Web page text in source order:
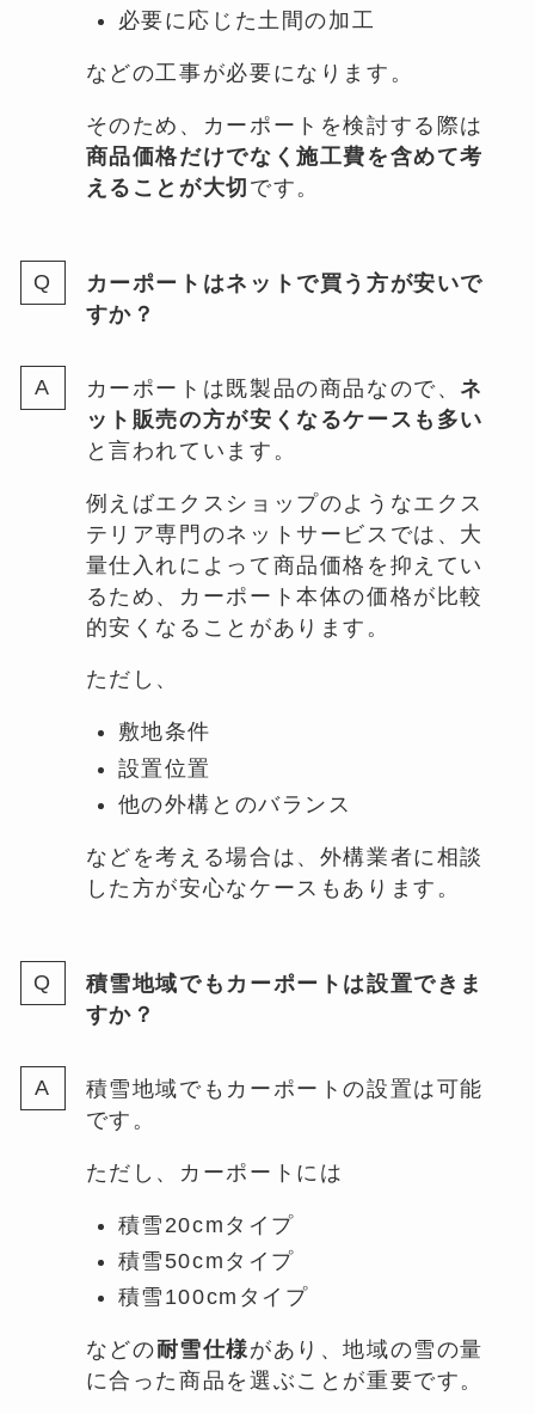
必要に応じた土間の加工
などの工事が必要になります。
そのため、カーポートを検討する際は
商品価格だけでなく施工費を含めて考
えることが大切 です。
カーポートはネットで買う方が安いで
すか？
カーポートは既製品の商品なので、 ネ
ット販売の方が安くなるケースも多い
と言われています。
例えばエクスショップのようなエクス
テリア専門のネットサービスでは、大
量仕入れによって商品価格を抑えてい
るため、カーポート本体の価格が比較
的安くなることがあります。
ただし、
敷地条件
設置位置
他の外構とのバランス
などを考える場合は、外構業者に相談
した方が安心なケースもあります。
積雪地域でもカーポートは設置できま
すか？
積雪地域でもカーポートの設置は可能
です。
ただし、カーポートには
積雪20cmタイプ
積雪50cmタイプ
積雪100cmタイプ
などの耐雪仕様があり、地域の雪の量
に合った商品を選ぶことが重要です。